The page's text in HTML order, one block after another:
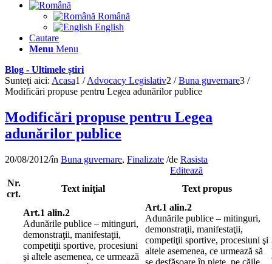
Română
English
Cautare
Menu Menu
Blog - Ultimele știri
Sunteți aici: Acasa1 / Advocacy Legislativ2 / Buna guvernare3 /
Modificări propuse pentru Legea adunărilor publice
Modificări propuse pentru Legea
adunărilor publice
20/08/2012/în Buna guvernare, Finalizate /de Rasista
Editează
Nr.
crt.
Text iniţial Text propus
Art.1 alin.2
Adunările publice – mitinguri,
demonstraţii, manifestaţii,
competiţii sportive, procesiuni
şi altele asemenea, ce urmează
Art.1 alin.2
Adunările publice – mitinguri,
demonstraţii, manifestaţii,
competiţii sportive, procesiuni şi
altele asemenea, ce urmează să
se desfăşoare în pieţe, pe căile